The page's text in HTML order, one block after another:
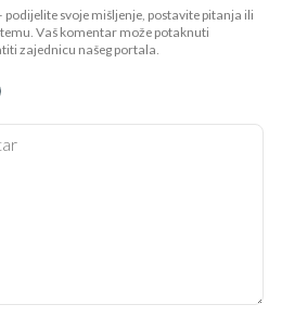
podijelite svoje mišljenje, postavite pitanja ili
Vaš komentar može potaknuti
zajednicu našeg portala.